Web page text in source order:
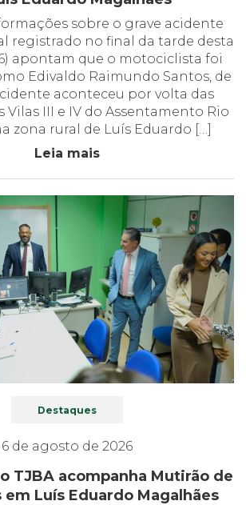
sobre o grave acidente
registrado no final da tarde desta
apontam que o motociclista foi
Edivaldo Raimundo Santos, de
aconteceu por volta das
Vilas III e IV do Assentamento Rio
zona rural de Luís Eduardo […]
Leia mais
Destaques
6 de agosto de 2026
TJBA acompanha Mutirão de
Luís Eduardo Magalhães